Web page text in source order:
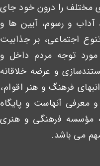
مختلف را درون خود جای
و رسوم، آیین ها و
اجتماعی، بر جذابیت
مورد توجه مردم داخل و
و عرضه خلاقانه
فرهنگ و هنر اقوام،
معرفی آنهاست و پایگاه
مؤسسه فرهنگی و هنری
می باشد.